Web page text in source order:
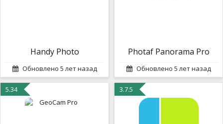
Handy Photo
Обновлено 5 лет назад
Photaf Panorama Pro
Обновлено 5 лет назад
5.34 3.7.5